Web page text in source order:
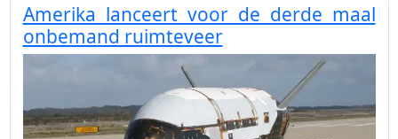
Amerika lanceert voor de derde maal
onbemand ruimteveer